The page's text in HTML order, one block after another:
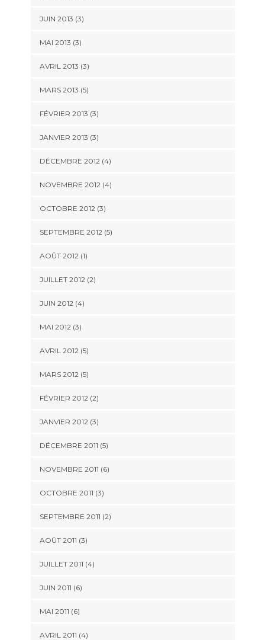
JUIN 2013 (3)
MAI 2013 (3)
AVRIL 2013 (3)
MARS 2013 (5)
FÉVRIER 2013 (3)
JANVIER 2013 (3)
DÉCEMBRE 2012(4)
NOVEMBRE 2012(4)
OCTOBRE 2012(3)
SEPTEMBRE 2012(5)
AOÛT 2012(1)
JUILLET 2012(2)
JUIN 2012(4)
MAI 2012(3)
AVRIL 2012(5)
MARS 2012(5)
FÉVRIER 2012(2)
JANVIER 2012(3)
DÉCEMBRE 2011 (5)
NOVEMBRE 2011 (6)
OCTOBRE 2011 (3)
SEPTEMBRE 2011 (2)
AOÛT 2011 (3)
JUILLET 2011 (4)
JUIN 2011 (6)
MAI 2011 (6)
AVRIL 2011 (4)